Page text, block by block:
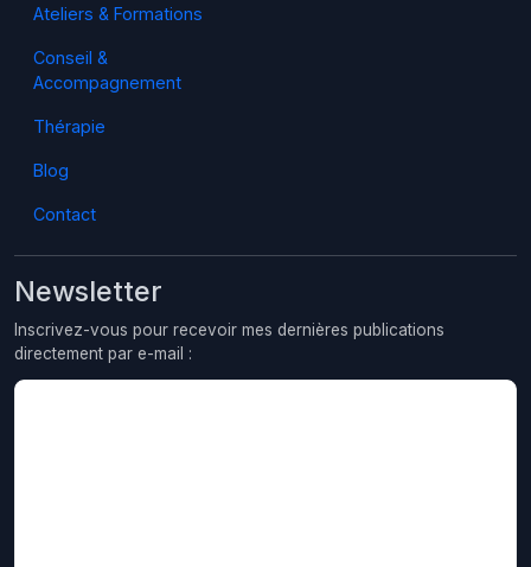
Ateliers & Formations
Conseil &
Accompagnement
Thérapie
Blog
Contact
Newsletter
Inscrivez-vous pour recevoir mes dernières publications
directement par e-mail :